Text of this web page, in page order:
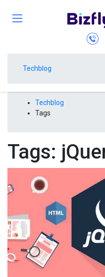
Techblog
Techblog
Tags
Tags: